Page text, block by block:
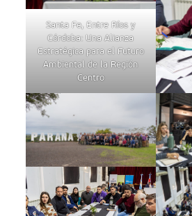
Santa Fe, Entre Ríos y
Córdoba: Una Alianza
Estratégica para el Futuro
Ambiental de la Región
Centro